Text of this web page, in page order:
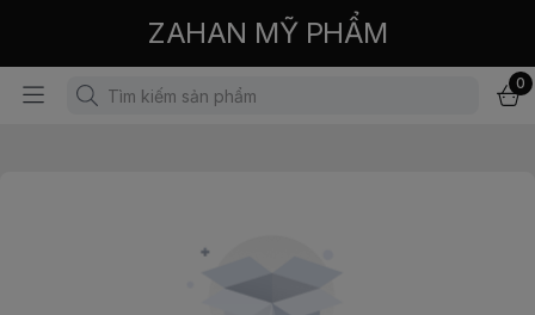
ZAHAN MỸ PHẨM
0